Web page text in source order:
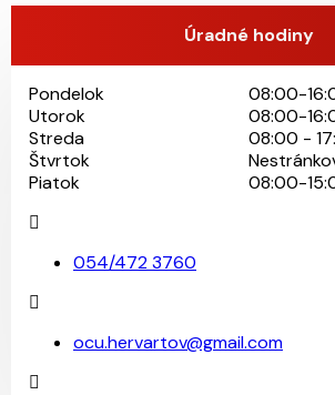
Úradné hodiny
Pondelok
08:00-
Utorok
08:00-
Streda
08:00 -
Štvrtok
Piatok
08:00-
054/472 3760
ocu.hervartov@gmail.com